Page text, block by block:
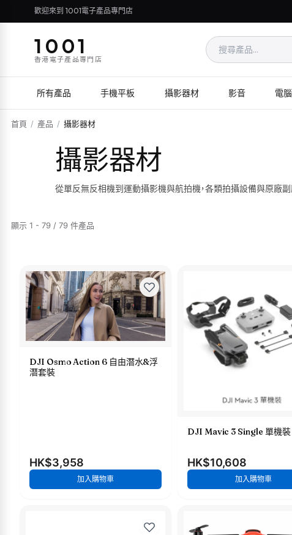
歡迎來到 1001電子產品專門店
1001
香港電子產品專門店
所有產品 手機平板 攝影器材 影音 電
首頁 / 產品 / 攝影器材
攝影器材
從單反無反相機到運動攝影機與航拍機，各類拍攝設備與原廠
顯示 1 - 79 / 79 件產品
DJI Osmo Action 6 自由潛水&浮
潛套裝
HK$3,958
加入購物車
DJI Mavic 3 Single 單機裝
HK$10,608
加入購物車